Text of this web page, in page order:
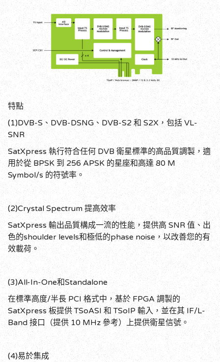
特點
(1)DVB-S 、 DVB-DSNG、 DVB-S2和S2X ，包括 VL-
SNR
SatXpress 執行符合任何 DVB衛星標準的高品質調製，適
用於從BPSK 到256 APSK 的星座和高達 80 M
Symbol/s 的符號率。
(2)Crystal Spectrum 提高效率
SatXpress 輸出品質構成一流的性能，提供高 SNR 值、出
色的shoulder levels和極低的phase noise ，以改善您的有
效載荷。
(3)All-In-One和Standalone
在標準高度/半長 PCI 格式中，基於 FPGA 調製的
SatXpress 板提供TSoASI 和 TSoIP 輸入，並在其IF/L-
Band 接口（提供 10 MHz參考）上提供衛星信號。
(4)易於集成